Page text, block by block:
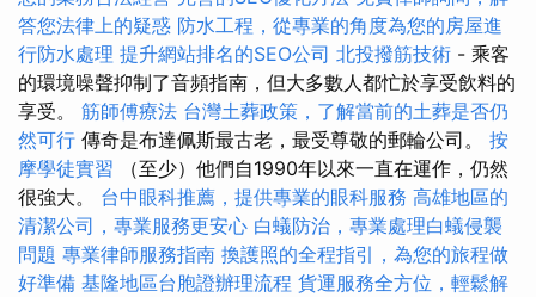
答您法律上的疑惑 防水工程，從專業的角度為您的房屋進
行防水處理 提升網站排名的SEO公司 北投撥筋技術 - 乘客
的環境噪聲抑制了音頻指南，但大多數人都忙於享受飲料的
享受。 筋師傅療法 台灣土葬政策，了解當前的土葬是否仍
然可行 傳奇是布達佩斯最古老，最受尊敬的郵輪公司。 按
摩學徒實習
（至少）他們自1990年以來一直在運作，仍然
很強大。 台中眼科推薦，提供專業的眼科服務 高雄地區的
清潔公司，專業服務更安心 白蟻防治，專業處理白蟻侵襲
問題 專業律師服務指南 換護照的全程指引，為您的旅程做
好準備 基隆地區台胞證辦理流程 貨運服務全方位，輕鬆解